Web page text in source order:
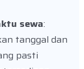
sewa:
tanggal dan
pasti